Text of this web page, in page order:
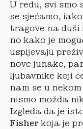
U redu, svi smo
se sjećamo,
tragove na duši
no kako je
uspijevaju
nove junake,
ljubavnike koji
nam se u
nismo možda
Izgleda da je
Fisher koja je